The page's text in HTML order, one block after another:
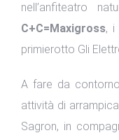
nell’anfiteatro
C+C=Maxigross, i
primierotto Gli
A fare da
attività di
Sagron, in